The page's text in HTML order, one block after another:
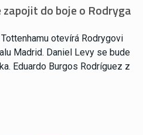
zapojit do boje o Rodryga
otevírá Rodrygovi
Madrid. Daniel Levy se bude
Eduardo Burgos Rodríguez z